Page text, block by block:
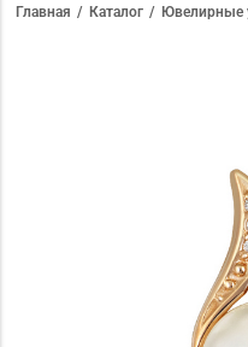
Главная Каталог Ювелирные